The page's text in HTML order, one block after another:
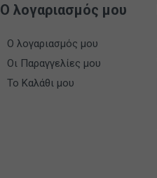
Ο λογαριασμός μου
Ο λογαριασμός μου
Οι Παραγγελίες μου
Το Καλάθι μου